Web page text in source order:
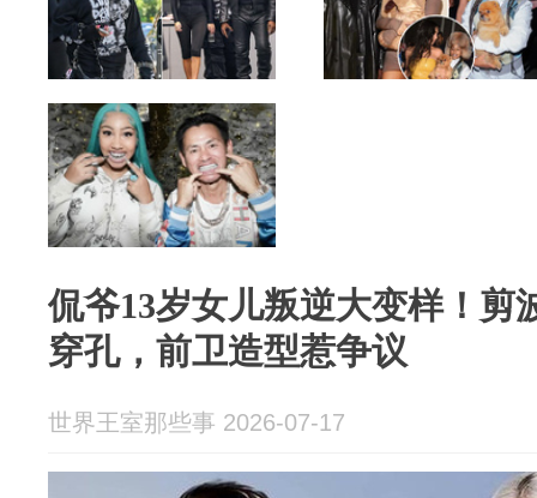
侃爷13岁女儿叛逆大变样！剪
穿孔，前卫造型惹争议
世界王室那些事 2026-07-17